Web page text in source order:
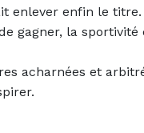
enlever enfin le titre.
gagner, la
acharnées et